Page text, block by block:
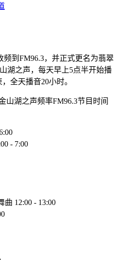
频到FM96.3，并正式更名为翡翠
湖之声，每天早上5点半开始播
全天播音20小时。
山湖之声频率FM96.3节目时间
- 7:00
曲 12:00 - 13:00